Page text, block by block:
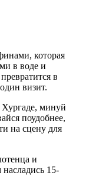
которая
в воде и
в
визит.
минуй
поудобнее,
на сцену для
и
15-